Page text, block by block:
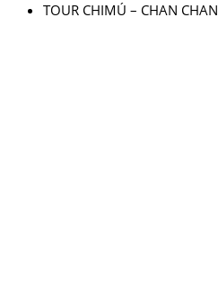
TOUR CHIMÚ – CHAN CHAN